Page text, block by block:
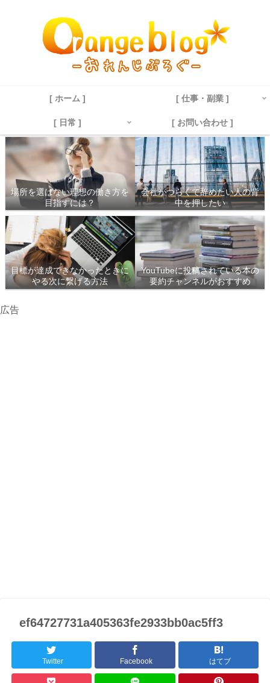
[ ホーム ] [ 仕事・副業 ]
[ 日常 ] [ お問い合わせ ]
場所を選ばない理想の働き方を
目指すには？
会社がつらくて辞めたい人の背
中を押したい
目標が達成できなかったときに
やる次に繋げる方法
YouTubeに投稿されている本の
要約チャンネルがおすすめ
広告
ef64727731a405363fe2933bb0ac5ff3
Twitter Facebook はてブ